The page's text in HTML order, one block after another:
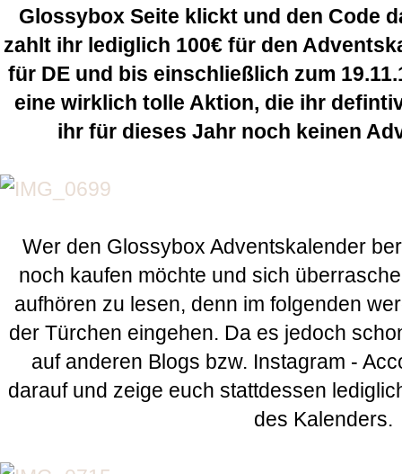
Glossybox Seite klickt und den Code
zahlt ihr lediglich 100€ für den
für DE und bis einschließlich zum
eine wirklich tolle Aktion, die ihr
ihr für dieses Jahr noch keinen
Wer den Glossybox Adventskalender
noch kaufen möchte und sich
aufhören zu lesen, denn im folgenden
der Türchen eingehen. Da es jedoch
auf anderen Blogs bzw. Instagram -
darauf und zeige euch stattdessen
des Kalenders.